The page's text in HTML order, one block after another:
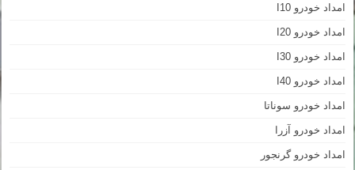
امداد خودرو I10
امداد خودرو I20
امداد خودرو I30
امداد خودرو I40
امداد خودرو سوناتا
امداد خودرو آزرا
امداد خودرو گرنجور